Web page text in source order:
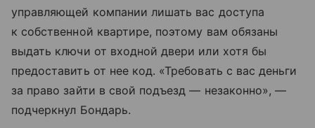
управляющей компании лишать вас доступа
к собственной квартире, поэтому вам обязаны
выдать ключи от входной двери или хотя бы
предоставить от нее код. «Требовать с вас деньги
за право зайти в свой подъезд — незаконно», —
подчеркнул Бондарь.